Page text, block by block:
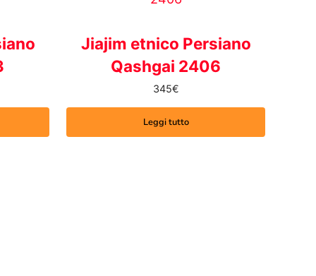
Jiajim etnico Persiano
Qashgai 2406
345€
Leggi tutto